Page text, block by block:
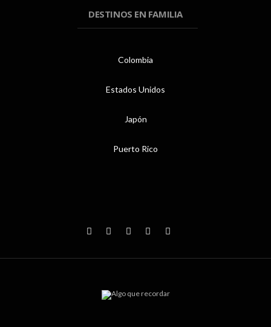
DESTINOS EN FAMILIA
Colombia
Estados Unidos
Japón
Puerto Rico